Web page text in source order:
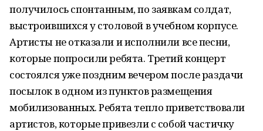
получилось спонтанным, по заявкам солдат,
выстроившихся у столовой в учебном корпусе.
Артисты не отказали и исполнили все песни,
которые попросили ребята. Третий концерт
состоялся уже поздним вечером после раздачи
посылок в одном из пунктов размещения
мобилизованных. Ребята тепло приветствовали
артистов, которые привезли с собой частичку